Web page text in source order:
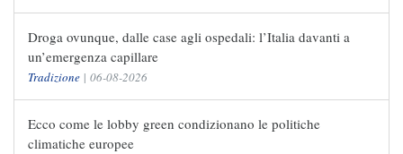
Droga ovunque, dalle case agli ospedali: l’Italia davanti a
un’emergenza capillare
Tradizione | 06-08-2026
Ecco come le lobby green condizionano le politiche
climatiche europee